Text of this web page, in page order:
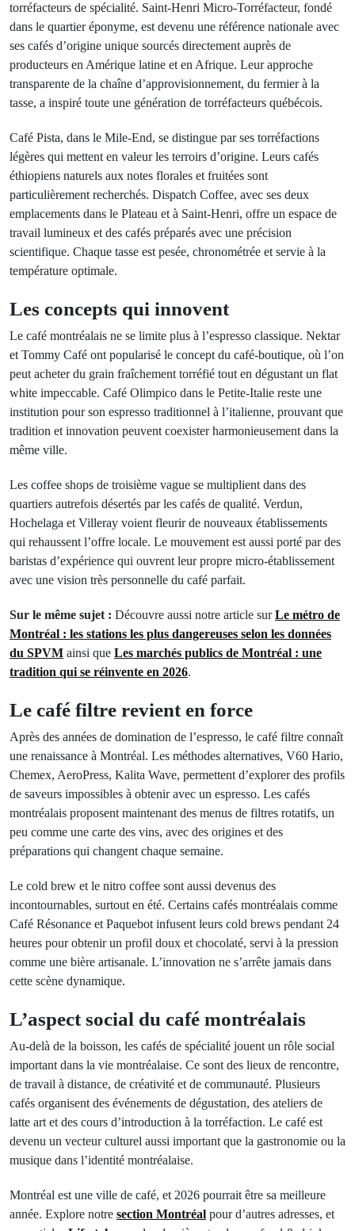
torréfacteurs de spécialité. Saint-Henri Micro-Torréfacteur, fondé
dans le quartier éponyme, est devenu une référence nationale avec
ses cafés d’origine unique sourcés directement auprès de
producteurs en Amérique latine et en Afrique. Leur approche
transparente de la chaîne d’approvisionnement, du fermier à la
tasse, a inspiré toute une génération de torréfacteurs québécois.
Café Pista, dans le Mile-End, se distingue par ses torréfactions
légères qui mettent en valeur les terroirs d’origine. Leurs cafés
éthiopiens naturels aux notes florales et fruitées sont
particulièrement recherchés. Dispatch Coffee, avec ses deux
emplacements dans le Plateau et à Saint-Henri, offre un espace de
travail lumineux et des cafés préparés avec une précision
scientifique. Chaque tasse est pesée, chronométrée et servie à la
température optimale.
Les concepts qui innovent
Le café montréalais ne se limite plus à l’espresso classique. Nektar
et Tommy Café ont popularisé le concept du café-boutique, où l’on
peut acheter du grain fraîchement torréfié tout en dégustant un flat
white impeccable. Café Olimpico dans le Petite-Italie reste une
institution pour son espresso traditionnel à l’italienne, prouvant que
tradition et innovation peuvent coexister harmonieusement dans la
même ville.
Les coffee shops de troisième vague se multiplient dans des
quartiers autrefois désertés par les cafés de qualité. Verdun,
Hochelaga et Villeray voient fleurir de nouveaux établissements
qui rehaussent l’offre locale. Le mouvement est aussi porté par des
baristas d’expérience qui ouvrent leur propre micro-établissement
avec une vision très personnelle du café parfait.
Sur le même sujet : Découvre aussi notre article surLe métro de
Montréal : les stations les plus dangereuses selon les données
du SPVM ainsi que Les marchés publics de Montréal : une
tradition qui se réinvente en 2026.
Le café filtre revient en force
Après des années de domination de l’espresso, le café filtre connaît
une renaissance à Montréal. Les méthodes alternatives, V60 Hario,
Chemex, AeroPress, Kalita Wave, permettent d’explorer des profils
de saveurs impossibles à obtenir avec un espresso. Les cafés
montréalais proposent maintenant des menus de filtres rotatifs, un
peu comme une carte des vins, avec des origines et des
préparations qui changent chaque semaine.
Le cold brew et le nitro coffee sont aussi devenus des
incontournables, surtout en été. Certains cafés montréalais comme
Café Résonance et Paquebot infusent leurs cold brews pendant 24
heures pour obtenir un profil doux et chocolaté, servi à la pression
comme une bière artisanale. L’innovation ne s’arrête jamais dans
cette scène dynamique.
L’aspect social du café montréalais
Au-delà de la boisson, les cafés de spécialité jouent un rôle social
important dans la vie montréalaise. Ce sont des lieux de rencontre,
de travail à distance, de créativité et de communauté. Plusieurs
cafés organisent des événements de dégustation, des ateliers de
latte art et des cours d’introduction à la torréfaction. Le café est
devenu un vecteur culturel aussi important que la gastronomie ou la
musique dans l’identité montréalaise.
Montréal est une ville de café, et 2026 pourrait être sa meilleure
année. Explore notre section Montréal pour d’autres adresses, et